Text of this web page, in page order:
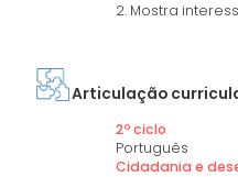
2. Mostra
Articulação
2º ciclo
Português
Cidadania e